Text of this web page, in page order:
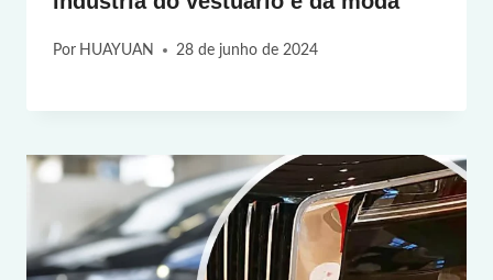
Por HUAYUAN 28 de junho de 2024